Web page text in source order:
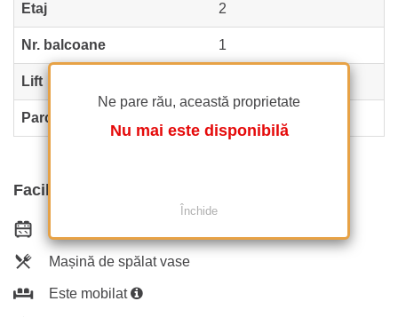
Ne pare rău, această proprietate
Nu mai este disponibilă
Închide
Etaj 2
Nr. balcoane 1
Lift
Parcare afară
Facilități
Mașină de spălat vase
Este mobilat